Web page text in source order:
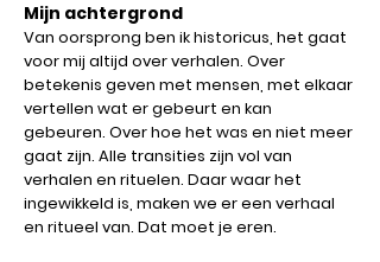
Mijn achtergrond
Van oorsprong ben ik historicus, het gaat
voor mij altijd over verhalen. Over
betekenis geven met mensen, met elkaar
vertellen wat er gebeurt en kan
gebeuren. Over hoe het was en niet meer
gaat zijn. Alle transities zijn vol van
verhalen en rituelen. Daar waar het
ingewikkeld is, maken we er een verhaal
en ritueel van. Dat moet je eren.